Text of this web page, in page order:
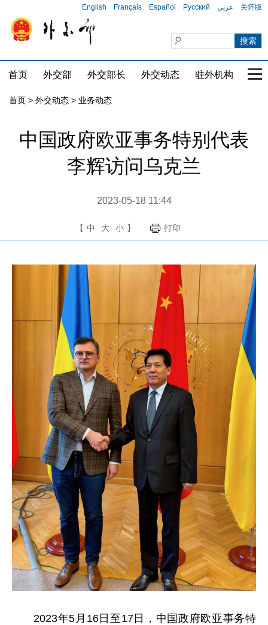
English Français Español Русский عربي 关怀版
首页 外交部 外交部长 外交动态 驻外机构 国
首页 > 外交动态 > 业务动态
中国政府欧亚事务特别代表
李辉访问乌克兰
2023-05-18 11:44
【 中 大 小 】 打印
2023年5月16日至17日，中国政府欧亚事务特